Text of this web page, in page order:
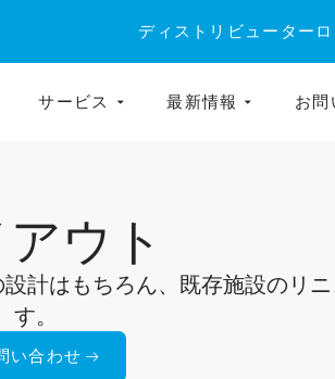
ディストリビューター
サービス 最新情報 お問
ウト
計はもちろん、既存施設のリ
す。
い合わせ